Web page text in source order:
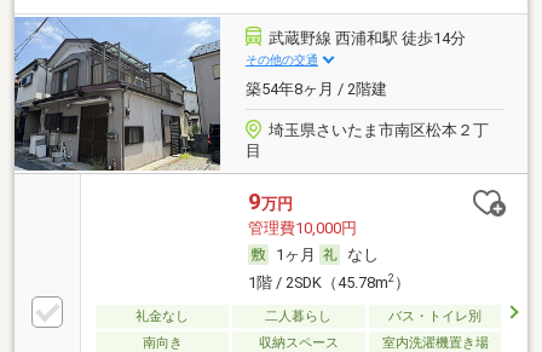
武蔵野線 西浦和駅 徒歩14分
その他の交通
築54年8ヶ月 / 2階建
埼玉県さいたま市南区松本２丁
目
9万円
管理費10,000円
1ヶ月
なし
1階 / 2SDK（45.78m2）
礼金なし 二人暮らし
バス・トイレ別
南向き
収納スペース 室内洗濯機置き場